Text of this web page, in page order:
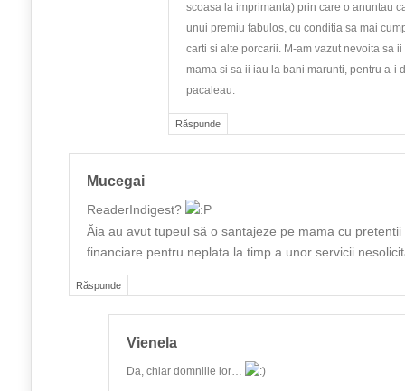
Răspunde
scoasa la imprimanta) prin care o anuntau
unui premiu fabulos, cu conditia sa mai
carti si alte porcarii. M-am vazut nevoita sa
mama si sa ii iau la bani marunti, pentru a-i
pacaleau.
Răspunde
Mucegai
ReaderIndigest?
Ăia au avut tupeul să o santajeze pe mama cu pretentii
financiare pentru neplata la timp a unor servicii
Vienela
Da, chiar domniile lor…